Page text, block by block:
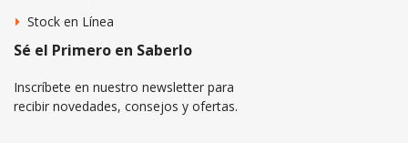
Stock en Línea
Sé el Primero en Saberlo
Inscríbete en nuestro newsletter para
recibir novedades, consejos y ofertas.